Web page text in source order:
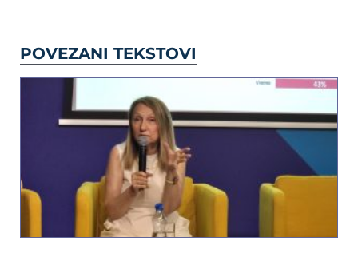
POVEZANI TEKSTOVI